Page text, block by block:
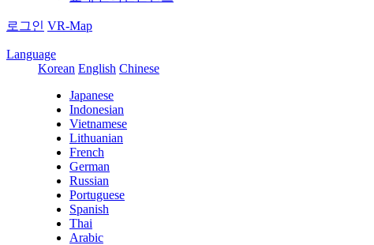
로그인 VR-Map
Language
Korean English Chinese
Japanese
Indonesian
Vietnamese
Lithuanian
French
German
Russian
Portuguese
Spanish
Thai
Arabic